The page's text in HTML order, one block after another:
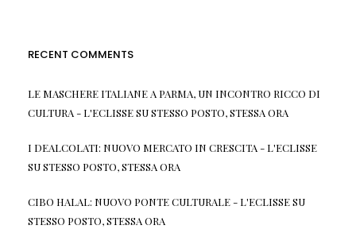
RECENT COMMENTS
LE MASCHERE ITALIANE A PARMA, UN INCONTRO RICCO DI
CULTURA - L'ECLISSESUSTESSO POSTO, STESSA ORA
I DEALCOLATI: NUOVO MERCATO IN CRESCITA - L'ECLISSE
SUSTESSO POSTO, STESSA ORA
CIBO HALAL: NUOVO PONTE CULTURALE - L'ECLISSESU
STESSO POSTO, STESSA ORA